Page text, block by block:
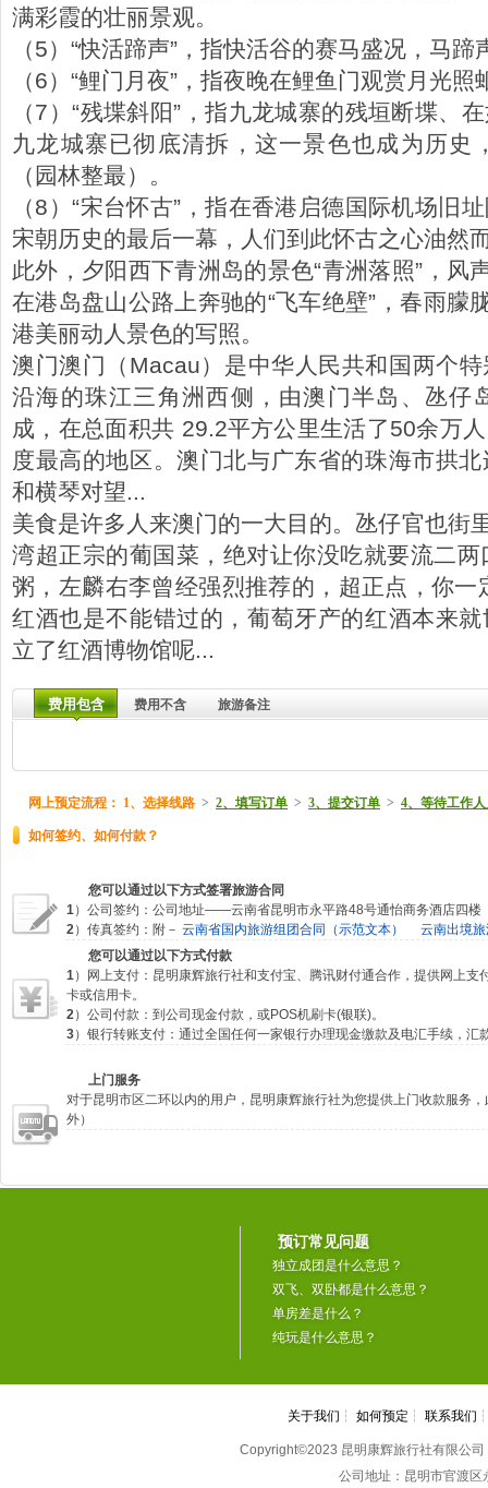
满彩霞的壮丽景观。
（5）“快活蹄声”，指快活谷的赛马盛况，马
（6）“鲤门月夜”，指夜晚在鲤鱼门观赏月光
（7）“残堞斜阳”，指九龙城寨的残垣断堞、
九龙城寨已彻底清拆，这一景色也成为历史
（园林整最）。
（8）“宋台怀古”，指在香港启德国际机场旧
宋朝历史的最后一幕，人们到此怀古之心油然
此外，夕阳西下青洲岛的景色“青洲落照”，风
在港岛盘山公路上奔驰的“飞车绝壁”，春雨朦
港美丽动人景色的写照。
澳门澳门（Macau）是中华人民共和国两个
沿海的珠江三角洲西侧，由澳门半岛、氹仔
成，在总面积共 29.2平方公里生活了50余万
度最高的地区。澳门北与广东省的珠海市拱
和横琴对望...
美食是许多人来澳门的一大目的。氹仔官也街
湾超正宗的葡国菜，绝对让你没吃就要流二
粥，左麟右李曾经强烈推荐的，超正点，你
红酒也是不能错过的，葡萄牙产的红酒本来
立了红酒博物馆呢...
费用包含 费用不含 旅游备注
网上预定流程： 1、选择线路 > 2、填写订单 > 3、提交订单 > 4、等待工作
如何签约、如何付款？
您可以通过以下方式签署旅游合同
1）公司签约：公司地址——云南省昆明市永平路48号通怡商务酒店四楼
2）传真签约：附－ 云南省国内旅游组团合同（示范文本）
云南出境
您可以通过以下方式付款
1）网上支付：昆明康辉旅行社和支付宝、腾讯财付通合作，提供网上支
卡或信用卡。
2）公司付款：到公司现金付款，或POS机刷卡(银联)。
3）银行转账支付：通过全国任何一家银行办理现金缴款及电汇手续，汇
上门服务
对于昆明市区二环以内的用户，昆明康辉旅行社为您提供上门收款服务
外）
预订常见问题
独立成团是什么意思？
双飞、双卧都是什么意思？
单房差是什么？
纯玩是什么意思？
关于我们 ┆ 如何预定 ┆ 联系我们
Copyright©2023 昆明康辉旅行社有限公
公司地址：昆明市官渡